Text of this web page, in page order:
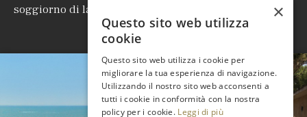
soggiorno di lavoro.
×
Questo sito web utilizza
cookie
Questo sito web utilizza i cookie per
migliorare la tua esperienza di navigazione.
Utilizzando il nostro sito web acconsenti a
tutti i cookie in conformità con la nostra
policy per i cookie. Leggi di più